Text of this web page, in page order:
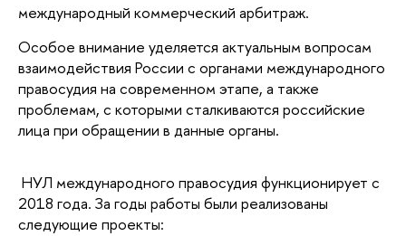
международный коммерческий арбитраж.
Особое внимание уделяется актуальным вопросам
взаимодействия России с органами международного
правосудия на современном этапе, а также
проблемам, с которыми сталкиваются российские
лица при обращении в данные органы.
НУЛ международного правосудия функционирует с
2018 года. За годы работы были реализованы
следующие проекты: